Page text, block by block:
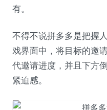
有。
不得不说拼多多是把握
戏界面中，将目标的邀
代邀请进度，并且下方
紧迫感。